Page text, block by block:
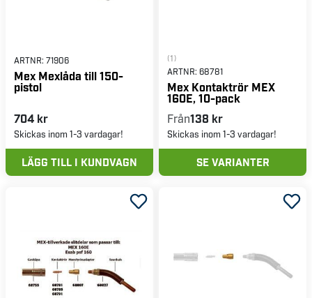
ARTNR: 71906
Mex Mexlåda till 150-
pistol
704 kr
Skickas inom 1-3 vardagar!
LÄGG TILL I KUNDVAGN
(1)
ARTNR: 68781
Mex Kontaktrör MEX
160E, 10-pack
Från138 kr
Skickas inom 1-3 vardagar!
SE VARIANTER